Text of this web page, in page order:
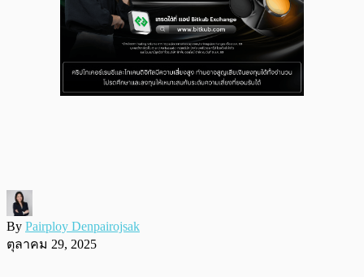
By Pairploy Denpairojsak
ตุลาคม 29, 2025